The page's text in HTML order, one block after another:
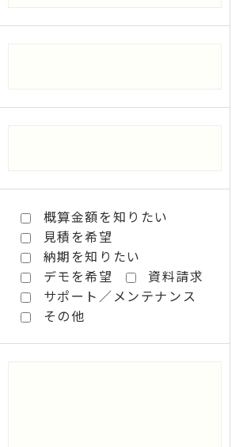
概算金額を知りたい
見積を希望
納期を知りたい
デモを希望
資料請求
サポート／メンテナンス
その他